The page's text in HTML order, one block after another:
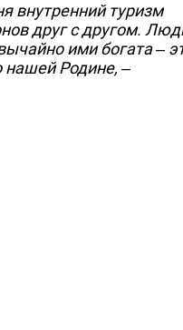
внутренний туризм
друг с другом.
ими богата –
нашей Родине, –